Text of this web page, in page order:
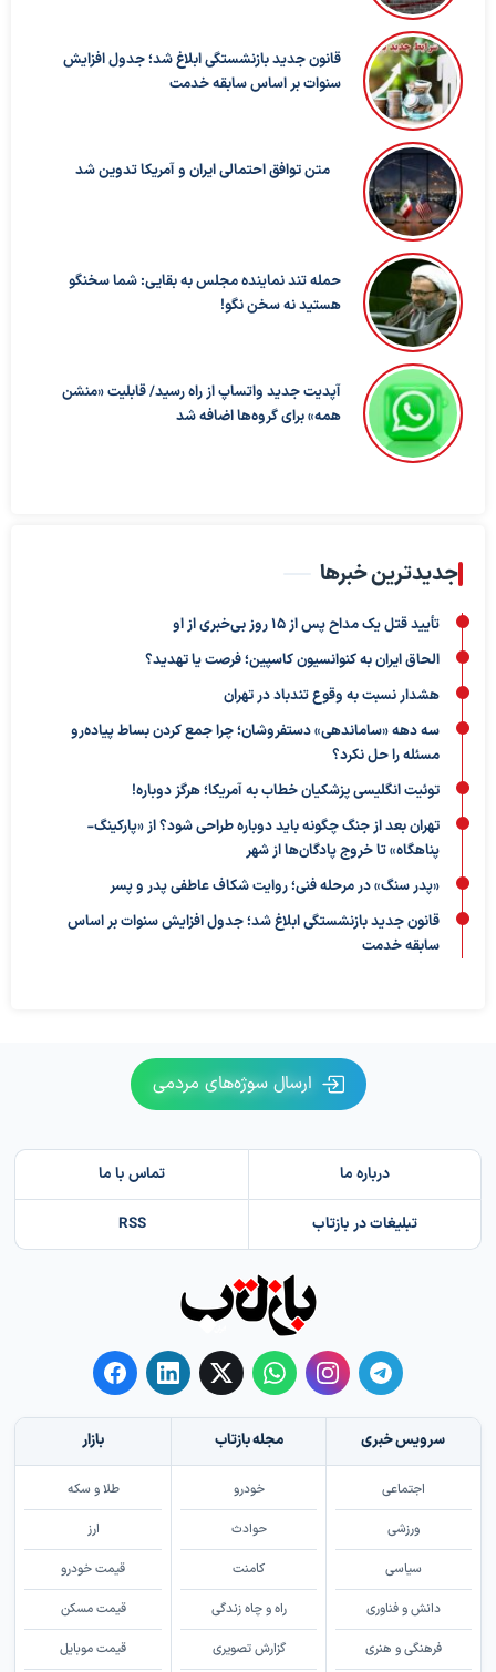
قانون جدید بازنشستگی ابلاغ شد؛ جدول افزایش
سنوات بر اساس سابقه خدمت
متن توافق احتمالی ایران و آمریکا تدوین شد
حمله تند نماینده مجلس به بقایی: شما سخنگو
هستید نه سخن نگو!
آپدیت جدید واتساپ از راه رسید/ قابلیت «منشن
همه» برای گروه‌ها اضافه شد
جدیدترین خبرها
تأیید قتل یک مداح پس از ۱۵ روز بی‌خبری از او
الحاق ایران به کنوانسیون کاسپین؛ فرصت یا تهدید؟
هشدار نسبت به وقوع تندباد در تهران
سه دهه «ساماندهی» دستفروشان؛ چرا جمع کردن بساط پیاده‌رو
مسئله را حل نکرد؟
توئیت انگلیسی پزشکیان خطاب به آمریکا؛ هرگز دوباره!
تهران بعد از جنگ چگونه باید دوباره طراحی شود؟ از «پارکینگ-
پناهگاه» تا خروج پادگان‌ها از شهر
«پدر سنگ» در مرحله فنی؛ روایت شکاف عاطفی پدر و پسر
قانون جدید بازنشستگی ابلاغ شد؛ جدول افزایش سنوات بر اساس
سابقه خدمت
ارسال سوژه‌های مردمی
درباره ما تماس با ما
تبلیغات در بازتاب RSS
سرویس خبری
اجتماعی
ورزشی
سیاسی
دانش و فناوری
فرهنگی و هنری
مجله بازتاب
خودرو
حوادث
کامنت
راه و چاه زندگی
گزارش تصویری
بازار
طلا و سکه
ارز
قیمت خودرو
قیمت مسکن
قیمت موبایل